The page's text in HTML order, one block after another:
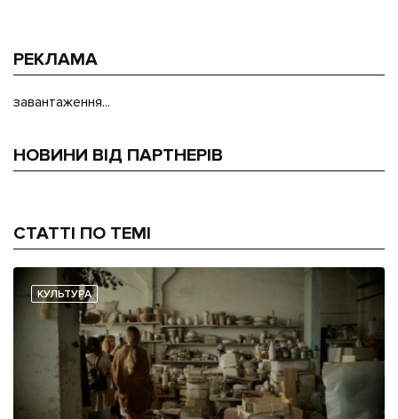
РЕКЛАМА
завантаження...
НОВИНИ ВІД ПАРТНЕРІВ
СТАТТІ ПО ТЕМІ
КУЛЬТУРА